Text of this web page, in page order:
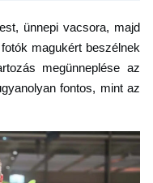
ünnepi vacsora, majd
magukért beszélnek
megünneplése az
fontos, mint az